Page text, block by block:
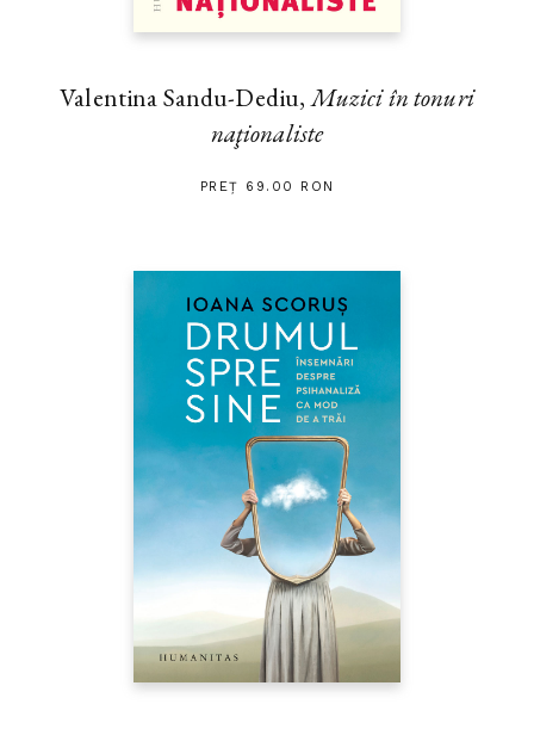
Valentina Sandu-Dediu,Muzici în tonuri
naţionaliste
PREȚ 69.00 RON